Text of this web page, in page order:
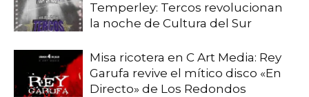
Temperley: Tercos revolucionan
la noche de Cultura del Sur
Misa ricotera en C Art Media: Rey
Garufa revive el mítico disco «En
Directo» de Los Redondos